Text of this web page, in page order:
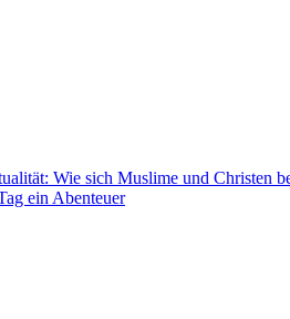
Wie sich Muslime und Christen
ein Abenteuer